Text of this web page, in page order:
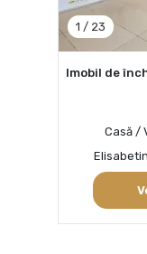
1 / 23
Imobil de
Casă /